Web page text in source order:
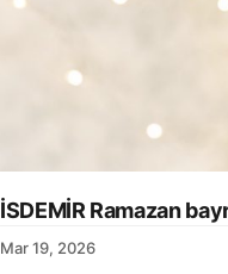
İSDEMİR Ramazan
Mar 19, 2026